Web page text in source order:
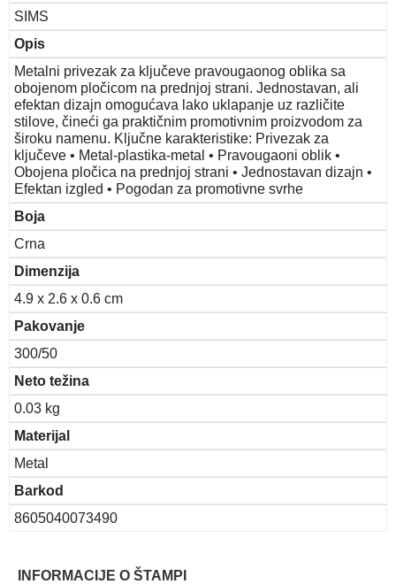
SIMS
Opis
Metalni privezak za ključeve pravougaonog oblika sa
obojenom pločicom na prednjoj strani. Jednostavan, ali
efektan dizajn omogućava lako uklapanje uz različite
stilove, čineći ga praktičnim promotivnim proizvodom za
široku namenu. Ključne karakteristike: Privezak za
ključeve • Metal-plastika-metal • Pravougaoni oblik •
Obojena pločica na prednjoj strani • Jednostavan dizajn •
Efektan izgled • Pogodan za promotivne svrhe
Boja
Crna
Dimenzija
4.9 x 2.6 x 0.6 cm
Pakovanje
300/50
Neto težina
0.03 kg
Materijal
Metal
Barkod
8605040073490
INFORMACIJE O ŠTAMPI